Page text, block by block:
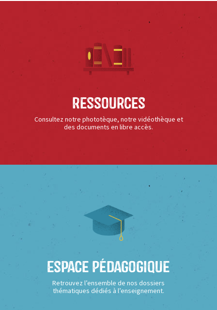
Ressources
Consultez notre phototèque, notre vidéothèque et
des documents en libre accès.
Espace Pédagogique
Retrouvez l’ensemble de nos dossiers
thématiques dédiés à l’enseignement.